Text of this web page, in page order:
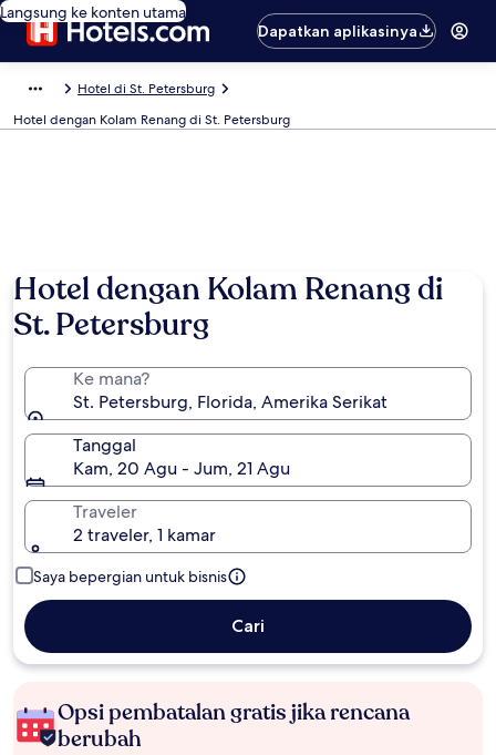
Langsung ke konten utama
Dapatkan aplikasinya
Hotel di St. Petersburg
Hotel dengan Kolam Renang di St. Petersburg
Hotel dengan Kolam Renang di
St. Petersburg
Ke mana?
St. Petersburg, Florida, Amerika Serikat
Tanggal
Kam, 20 Agu - Jum, 21 Agu
Traveler
2 traveler, 1 kamar
Saya bepergian untuk bisnis
Cari
Opsi pembatalan gratis jika rencana
berubah